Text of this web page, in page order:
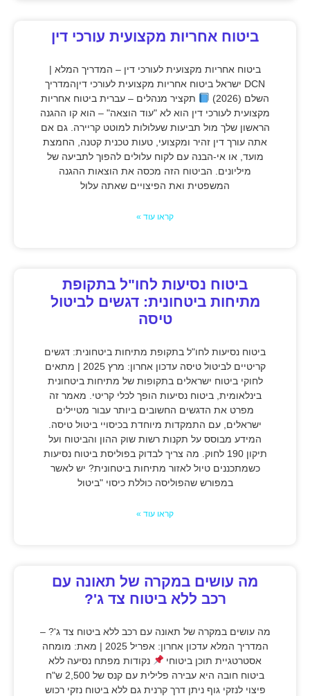
ביטוח אחריות מקצועית עורכי דין
ביטוח אחריות מקצועית לעורכי דין – המדריך המלא |
DCN ישראל ביטוח אחריות מקצועית לעורכי דיןהמדריך
השלם (2026)
תקציר מנהלים – עברית ביטוח אחריות
מקצועית לעורכי דין הוא לא "עוד הוצאה" – הוא קו ההגנה
הראשון שלך מול תביעות שעלולות למוטט קריירה. גם אם
אתה עורך דין זהיר ומקצועי, טעות טכנית קטנה, החמצת
מועד, או אי-הבנה עם לקוח עלולים להפוך לתביעה של
מיליונים. הביטוח הזה מכסה את הוצאות ההגנה
המשפטית ואת הפיצויים שאתה עלול
קראו עוד »
ביטוח נסיעות לחו"ל בתקופת
מתיחות ביטחונית: דגשים לביטול
טיסה
ביטוח נסיעות לחו"ל בתקופת מתיחות ביטחונית: דגשים
קריטיים לביטול טיסה עדכון אחרון: מרץ 2025 | מתאים
לחוקי ביטוח ישראלים בתקופות של מתיחות ביטחונית
בינלאומית, ביטוח נסיעות הופך לכלי קריטי. מאמר זה
מפרט את הדגשים החשובים ביותר עבור מטיילים
ישראלים, עם התמקדות מיוחדת בכיסויי ביטול טיסה.
המידע מבוסס על תקנות רשות שוק ההון והביטוח ועל
תיקון 190 לחוק. מה צריך לבדוק בפוליסת ביטוח נסיעות
כשמתכננים טיול לאזור מתיחות ביטחונית? יש לאשר
במפורש שהפוליסה כוללת כיסוי "ביטול
קראו עוד »
מה עושים במקרה של תאונה עם
רכב ללא ביטוח צד ג'?
מה עושים במקרה של תאונה עם רכב ללא ביטוח צד ג'? –
המדריך המלא עדכון אחרון: אפריל 2025 | מאת: מומחה
אסטרטגיית תוכן ביטוחי
נקודות מפתח נסיעה ללא
ביטוח חובה היא עבירה פלילית עם קנס של 2,500 ש"ח
פיצוי לנזקי גוף ניתן דרך קרנית גם ללא ביטוח נזקי רכוש